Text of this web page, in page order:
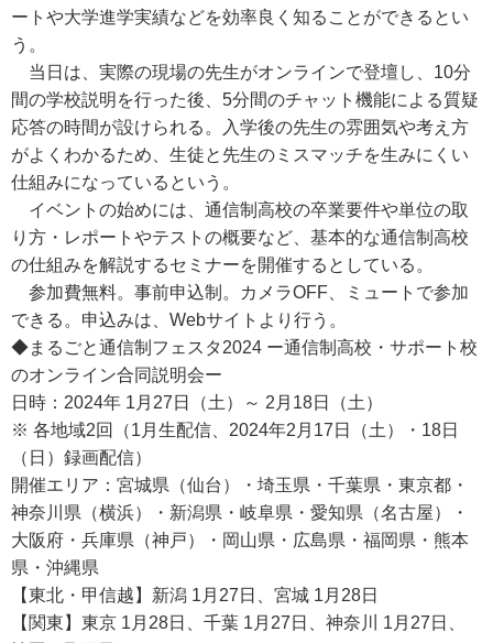
ートや大学進学実績などを効率良く知ることができるとい
う。
当日は、実際の現場の先生がオンラインで登壇し、10分
間の学校説明を行った後、5分間のチャット機能による質疑
応答の時間が設けられる。入学後の先生の雰囲気や考え方
がよくわかるため、生徒と先生のミスマッチを生みにくい
仕組みになっているという。
イベントの始めには、通信制高校の卒業要件や単位の取
り方・レポートやテストの概要など、基本的な通信制高校
の仕組みを解説するセミナーを開催するとしている。
参加費無料。事前申込制。カメラOFF、ミュートで参加
できる。申込みは、Webサイトより行う。
◆まるごと通信制フェスタ2024 ー通信制高校・サポート校
のオンライン合同説明会ー
日時：2024年 1月27日（土）～ 2月18日（土）
※ 各地域2回（1月生配信、2024年2月17日（土）・18日
（日）録画配信）
開催エリア：宮城県（仙台）・埼玉県・千葉県・東京都・
神奈川県（横浜）・新潟県・岐阜県・愛知県（名古屋）・
大阪府・兵庫県（神戸）・岡山県・広島県・福岡県・熊本
県・沖縄県
【東北・甲信越】新潟 1月27日、宮城 1月28日
【関東】東京 1月28日、千葉 1月27日、神奈川 1月27日、